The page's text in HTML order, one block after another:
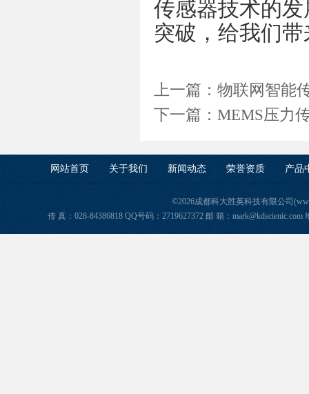
传感器技术的
突破，给我们
上一篇： 物联网智能
下一篇： MEMS压力
网站首页 关于我们 新闻动态 荣誉资质 产品
©2026成都科大胜英科技有限公司
传 真：028-84386818 QQ号码：2719627372 邮 箱：